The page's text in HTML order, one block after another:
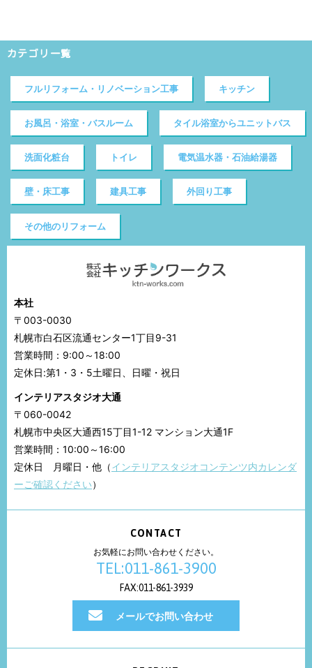
カテゴリ一覧
フルリフォーム・リノベーション工事 キッチン
お風呂・浴室・バスルーム タイル浴室からユニットバス
洗面化粧台 トイレ 電気温水器・石油給湯器
壁・床工事 建具工事 外回り工事
その他のリフォーム
本社
〒003-0030
札幌市白石区流通センター1丁目9-31
営業時間：9:00～18:00
定休日:第1・3・5土曜日、日曜・祝日
インテリアスタジオ大通
〒060-0042
札幌市中央区大通西15丁目1-12 マンション大通1F
営業時間：10:00～16:00
定休日 月曜日・他（インテリアスタジオコンテンツ内カレンダ
ーご確認ください）
CONTACT
お気軽にお問い合わせください。
TEL:011-861-3900
FAX:011-861-3939
メールでお問い合わせ